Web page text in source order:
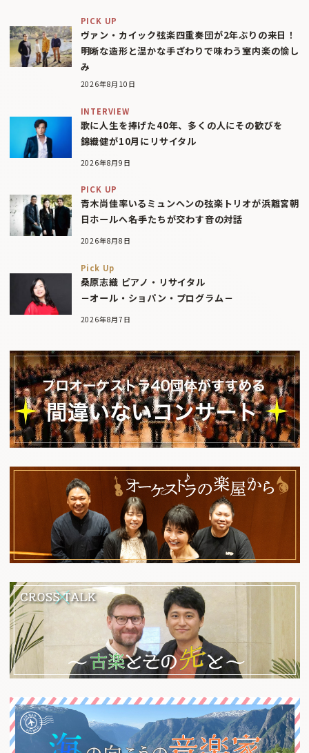
PICK UP
ヴァン・カイック弦楽四重奏団が2年ぶりの来日！
明晰な造形と温かな手ざわりで味わう室内楽の愉し
み
2026年8月10日
INTERVIEW
歌に人生を捧げた40年、多くの人にその歓びを
錦織健が10月にリサイタル
2026年8月9日
PICK UP
青木尚佳率いるミュンヘンの弦楽トリオが浜離宮朝
日ホールへ――名手たちが交わす音の対話
2026年8月8日
Pick Up
桑原志織 ピアノ・リサイタル
－オール・ショパン・プログラム－
2026年8月7日